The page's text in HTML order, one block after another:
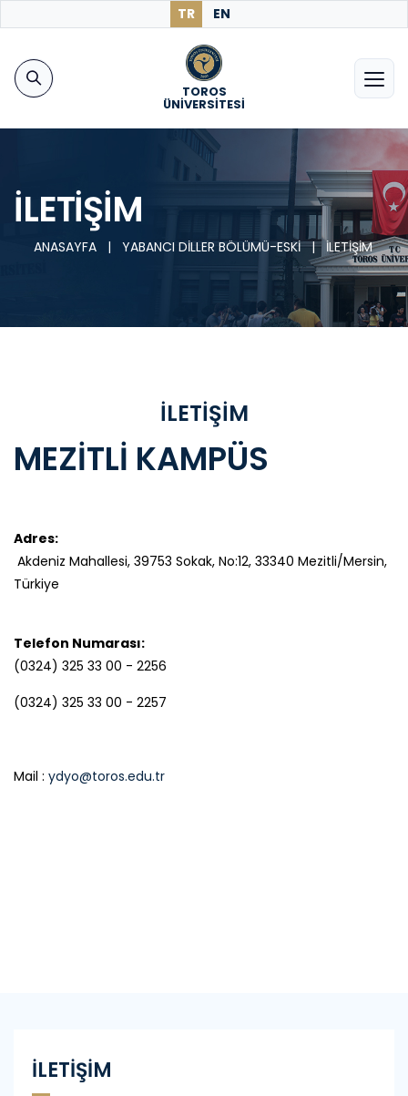
TR EN
TOROS
ÜNİVERSİTESİ
İLETİŞİM
ANASAYFA | YABANCI DİLLER BÖLÜMÜ-ESKİ| İLETİŞİM
İLETİŞİM
MEZİTLİ KAMPÜS
Adres:
Akdeniz Mahallesi, 39753 Sokak, No:12, 33340 Mezitli/Mersin,
Türkiye
Telefon Numarası:
(0324) 325 33 00 - 2256
(0324) 325 33 00 - 2257
Mail : ydyo@toros.edu.tr
İLETİŞİM